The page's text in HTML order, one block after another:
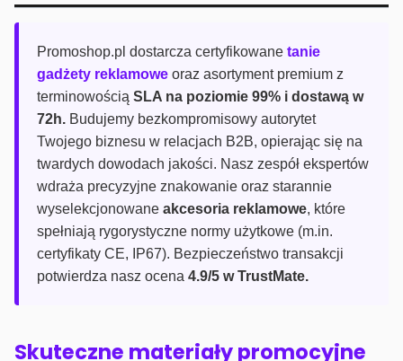
Promoshop.pl dostarcza certyfikowane tanie
gadżety reklamowe oraz asortyment premium z
terminowością SLA na poziomie 99% i dostawą w
72h. Budujemy bezkompromisowy autorytet
Twojego biznesu w relacjach B2B, opierając się na
twardych dowodach jakości. Nasz zespół ekspertów
wdraża precyzyjne znakowanie oraz starannie
wyselekcjonowane akcesoria reklamowe, które
spełniają rygorystyczne normy użytkowe (m.in.
certyfikaty CE, IP67). Bezpieczeństwo transakcji
potwierdza nasz ocena 4.9/5 w TrustMate.
Skuteczne materiały promocyjne